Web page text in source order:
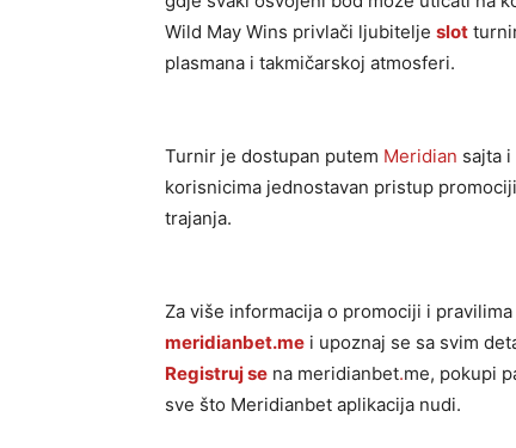
Wild May Wins privlači ljubitelje slot
plasmana i takmičarskoj atmosferi.
Turnir je dostupan putem Meridian sajta
korisnicima jednostavan pristup
trajanja.
Za više informacija o promociji i
meridianbet.me i upoznaj se sa svim
Registruj se na meridianbet.me, pokupi
sve što Meridianbet aplikacija nudi.